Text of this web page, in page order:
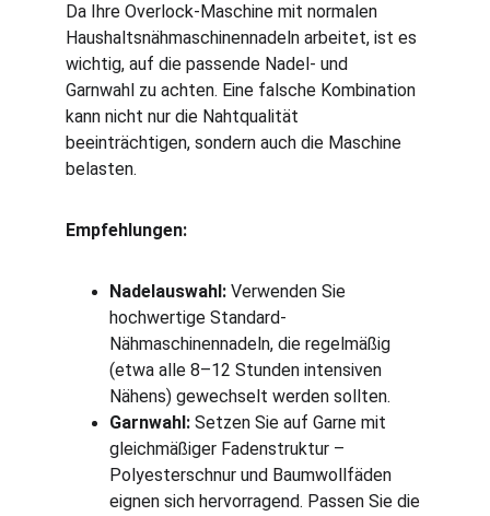
Da Ihre Overlock-Maschine mit normalen
Haushaltsnähmaschinennadeln arbeitet, ist es
wichtig, auf die passende Nadel- und
Garnwahl zu achten. Eine falsche Kombination
kann nicht nur die Nahtqualität
beeinträchtigen, sondern auch die Maschine
belasten.
Empfehlungen:
Nadelauswahl: Verwenden Sie
hochwertige Standard-
Nähmaschinennadeln, die regelmäßig
(etwa alle 8–12 Stunden intensiven
Nähens) gewechselt werden sollten.
Garnwahl: Setzen Sie auf Garne mit
gleichmäßiger Fadenstruktur –
Polyesterschnur und Baumwollfäden
eignen sich hervorragend. Passen Sie die